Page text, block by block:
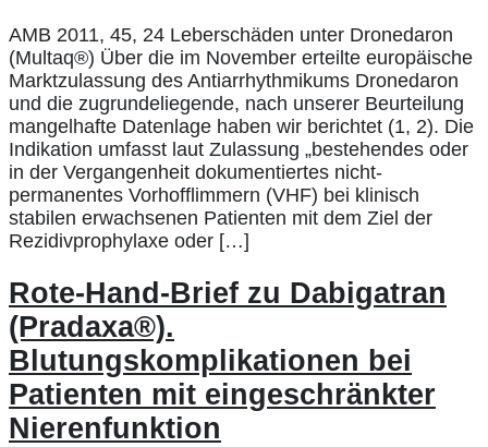
AMB 2011, 45, 24 Leberschäden unter Dronedaron
(Multaq®) Über die im November erteilte europäische
Marktzulassung des Antiarrhythmikums Dronedaron
und die zugrundeliegende, nach unserer Beurteilung
mangelhafte Datenlage haben wir berichtet (1, 2). Die
Indikation umfasst laut Zulassung „bestehendes oder
in der Vergangenheit dokumentiertes nicht-
permanentes Vorhofflimmern (VHF) bei klinisch
stabilen erwachsenen Patienten mit dem Ziel der
Rezidivprophylaxe oder […]
Rote-Hand-Brief zu Dabigatran
(Pradaxa®).
Blutungskomplikationen bei
Patienten mit eingeschränkter
Nierenfunktion